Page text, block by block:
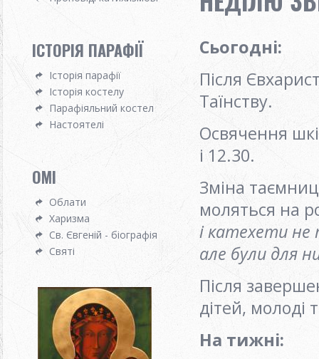
ІСТОРІЯ ПАРАФІЇ
Історія парафії
Історія костелу
Парафіяльний костел
Настоятелі
OMI
Облати
Харизма
Св. Євгеній - біографія
Святі
Сьогодні:
Після
Таїнству.
Освячення
і 12.30.
Зміна
моляться на
і катехети не
але були для
Після
дітей, молоді
На тижні: